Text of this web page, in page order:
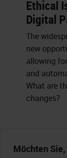
Ethical
Digital
The
new
allowing
and
What are
changes?
Möchten